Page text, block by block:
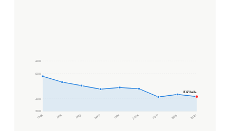
200
300
500
600
1968 1975 1982 1990 1999 2006 2011 2016 2022
317 hab.